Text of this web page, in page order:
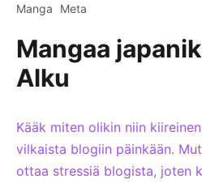
Manga Meta
Mangaa
Alku
Kääk miten olikin niin
vilkaista blogiin päinkään.
ottaa stressiä blogista, joten